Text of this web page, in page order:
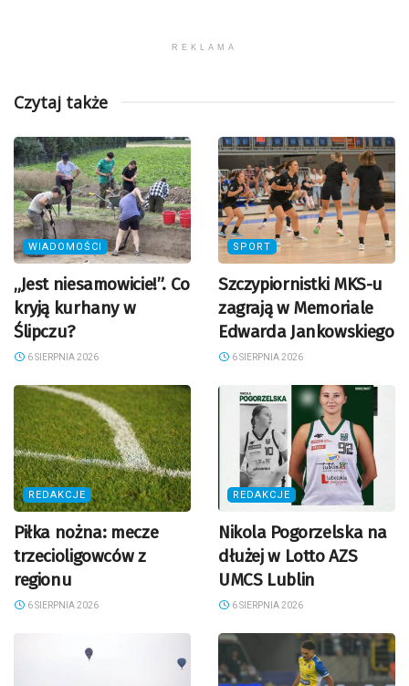
REKLAMA
Czytaj także
WIADOMOŚCI
„Jest niesamowicie!”. Co
kryją kurhany w
Ślipczu?
6 SIERPNIA 2026
SPORT
Szczypiornistki MKS-u
zagrają w Memoriale
Edwarda Jankowskiego
6 SIERPNIA 2026
REDAKCJE
Piłka nożna: mecze
trzecioligowców z
regionu
6 SIERPNIA 2026
REDAKCJE
Nikola Pogorzelska na
dłużej w Lotto AZS
UMCS Lublin
6 SIERPNIA 2026